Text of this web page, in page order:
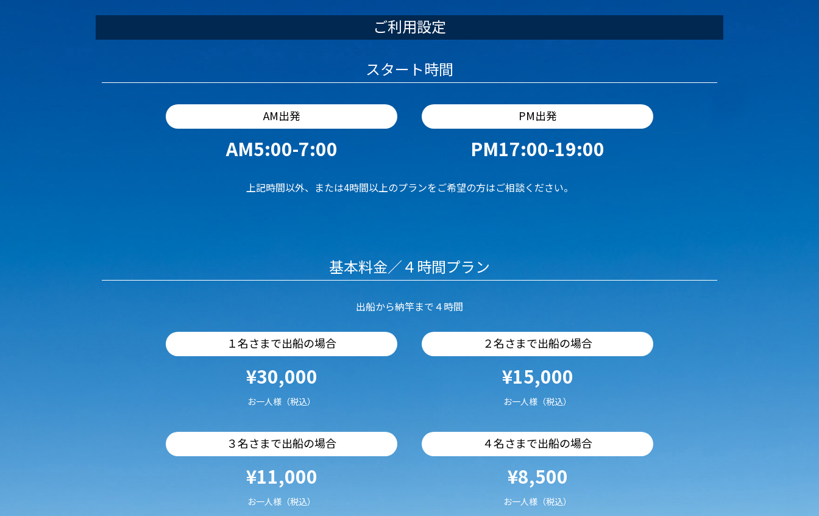
ご利用設定
スタート時間
AM出発
AM5:00-7:00
PM出発
PM17:00-19:00
上記時間以外、または4時間以上のプランをご希望の方はご相談ください。
基本料金／４時間プラン
出船から納竿まで４時間
１名さまで出船の場合
¥30,000
お一人様（税込）
２名さまで出船の場合
¥15,000
お一人様（税込）
３名さまで出船の場合
¥11,000
お一人様（税込）
４名さまで出船の場合
¥8,500
お一人様（税込）